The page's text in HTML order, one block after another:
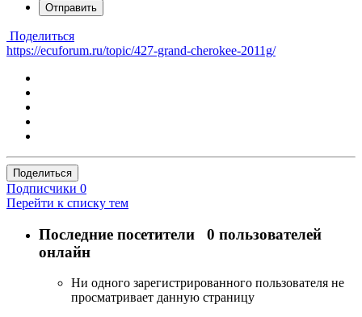
Отправить
Поделиться
https://ecuforum.ru/topic/427-grand-cherokee-2011g/
Поделиться
Подписчики 0
Перейти к списку тем
Последние посетители 0 пользователей
онлайн
Ни одного зарегистрированного пользователя не
просматривает данную страницу